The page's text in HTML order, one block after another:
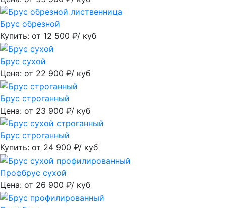
Брус обрезной
Купить: от 12 500 ₽/ куб
Брус сухой
Цена: от 22 900 ₽/ куб
Брус строганный
Цена: от 23 900 ₽/ куб
Брус строганный
Купить: от 24 900 ₽/ куб
Профбрус сухой
Цена: от 26 900 ₽/ куб